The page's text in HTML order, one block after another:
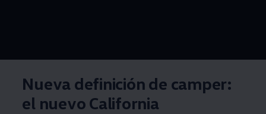
Nueva definición de camper:
el nuevo California